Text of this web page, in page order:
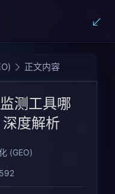
正文内容
测工具哪
度解析
(GEO)
592